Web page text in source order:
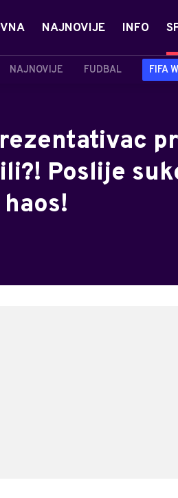
NAJNOVIJE INFO
NAJNOVIJE FUDBAL FIFA
Poslije